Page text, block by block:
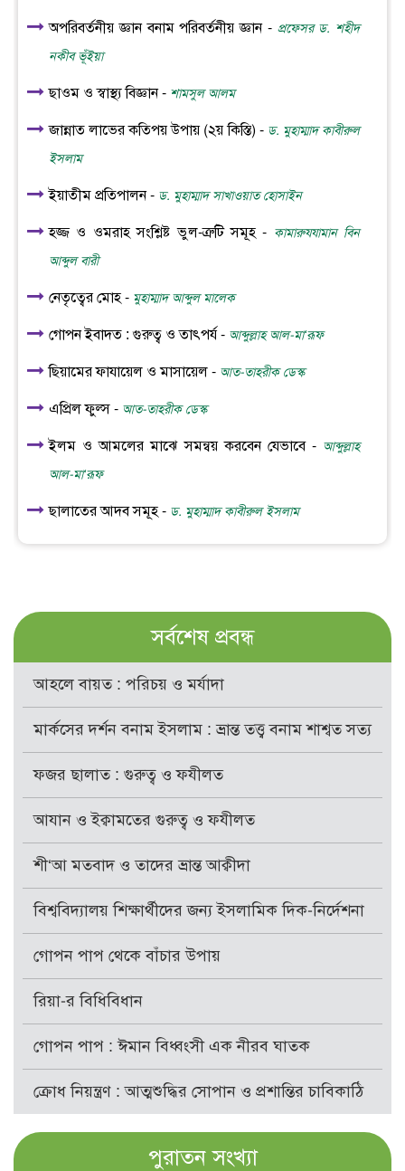
অপরিবর্তনীয় জ্ঞান বনাম পরিবর্তনীয় জ্ঞান - প্রফেসর ড. শহীদ
নকীব ভূঁইয়া
ছাওম ও স্বাস্থ্য বিজ্ঞান - শামসুল আলম
জান্নাত লাভের কতিপয় উপায় (২য় কিস্তি) - ড. মুহাম্মাদ কাবীরুল
ইসলাম
ইয়াতীম প্রতিপালন - ড. মুহাম্মাদ সাখাওয়াত হোসাইন
হজ্জ ও ওমরাহ সংশ্লিষ্ট ভুল-ত্রুটি সমূহ - কামারুযযামান বিন
আব্দুল বারী
নেতৃত্বের মোহ - মুহাম্মাদ আব্দুল মালেক
গোপন ইবাদত : গুরুত্ব ও তাৎপর্য - আব্দুল্লাহ আল-মা‘রূফ
ছিয়ামের ফাযায়েল ও মাসায়েল - আত-তাহরীক ডেস্ক
এপ্রিল ফুল্স - আত-তাহরীক ডেস্ক
ইলম ও আমলের মাঝে সমন্বয় করবেন যেভাবে - আব্দুল্লাহ
আল-মা‘রূফ
ছালাতের আদব সমূহ - ড. মুহাম্মাদ কাবীরুল ইসলাম
সর্বশেষ প্রবন্ধ
আহলে বায়ত : পরিচয় ও মর্যাদা
মার্কসের দর্শন বনাম ইসলাম : ভ্রান্ত তত্ত্ব বনাম শাশ্বত সত্য
ফজর ছালাত : গুরুত্ব ও ফযীলত
আযান ও ইক্বামতের গুরুত্ব ও ফযীলত
শী‘আ মতবাদ ও তাদের ভ্রান্ত আক্বীদা
বিশ্ববিদ্যালয় শিক্ষার্থীদের জন্য ইসলামিক দিক-নির্দেশনা
গোপন পাপ থেকে বাঁচার উপায়
রিয়া-র বিধিবিধান
গোপন পাপ : ঈমান বিধ্বংসী এক নীরব ঘাতক
ক্রোধ নিয়ন্ত্রণ : আত্মশুদ্ধির সোপান ও প্রশান্তির চাবিকাঠি
পুরাতন সংখ্যা